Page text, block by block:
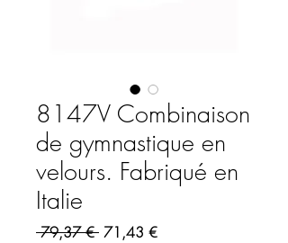
8147V Combinaison
de gymnastique en
velours. Fabriqué en
Italie
79,37 € Prix original
71,43 €Prix promotionnel